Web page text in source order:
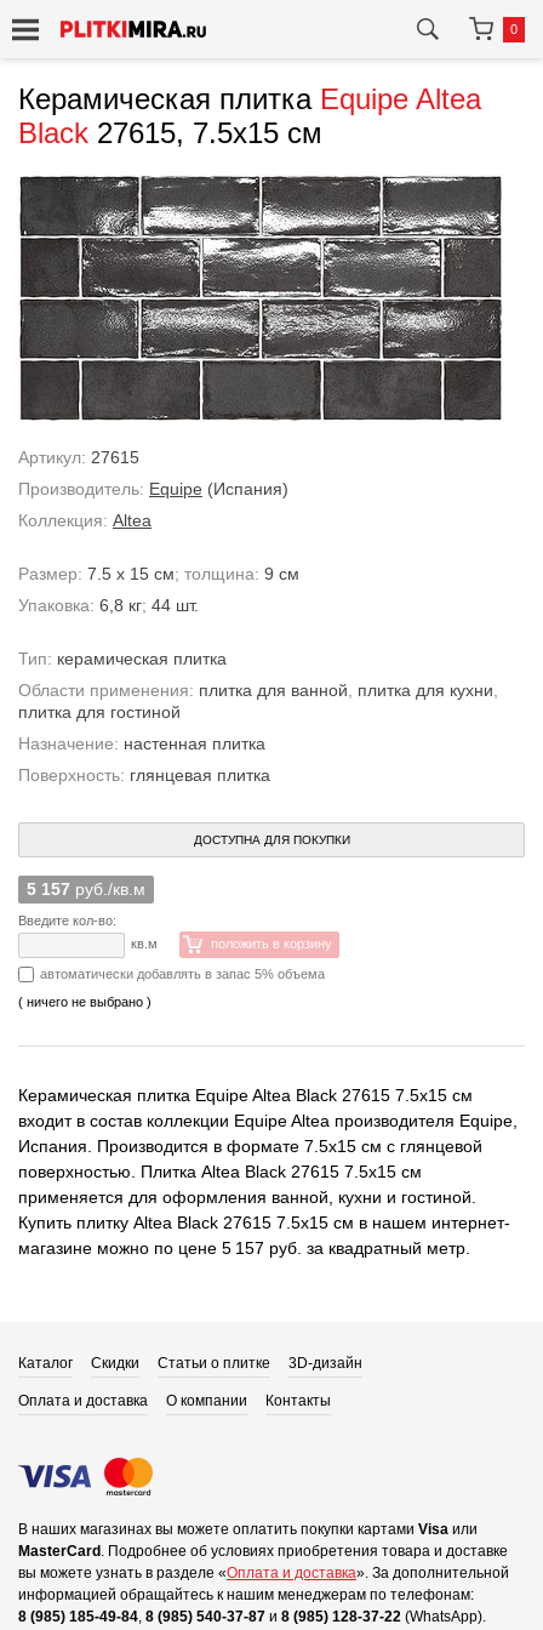
0
Керамическая плитка Equipe Altea
Black 27615, 7.5x15 см
Артикул: 27615
Производитель: Equipe (Испания)
Коллекция: Altea
Размер: 7.5 x 15 см; толщина: 9 см
Упаковка: 6,8 кг; 44 шт.
Тип: керамическая плитка
Области применения: плитка для ванной плитка для кухни
плитка для гостиной
Назначение: настенная плитка
Поверхность: глянцевая плитка
ДОСТУПНА ДЛЯ ПОКУПКИ
5 157 руб./кв.м
Введите кол-во:
кв.м
положить в корзину
автоматически добавлять в запас 5% объема
( ничего не выбрано )
Керамическая плитка Equipe Altea Black 27615 7.5x15 см
входит в состав коллекции Equipe Altea производителя Equipe,
Испания. Производится в формате 7.5x15 см с глянцевой
поверхностью. Плитка Altea Black 27615 7.5x15 см
применяется для оформления ванной, кухни и гостиной.
Купить плитку Altea Black 27615 7.5x15 см в нашем интернет-
магазине можно по цене 5 157 руб. за квадратный метр.
Каталог Скидки Статьи о плитке 3D-дизайн
Оплата и доставка О компании Контакты
В наших магазинах вы можете оплатить покупки картами Visa или
MasterCard . Подробнее об условиях приобретения товара и доставке
вы можете узнать в разделе «Оплата и доставка». За дополнительной
информацией обращайтесь к нашим менеджерам по телефонам:
8 (985) 185-49-84, 8 (985) 540-37-87 и 8 (985) 128-37-22 (WhatsApp).